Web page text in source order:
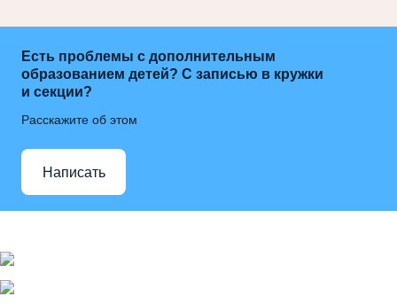
Есть проблемы с дополнительным
образованием детей? С записью в кружки
и секции?
Расскажите об этом
Написать